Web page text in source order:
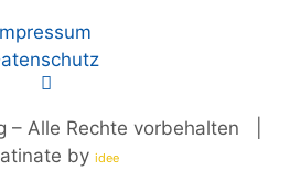
– Alle Rechte vorbehalten |
by idee